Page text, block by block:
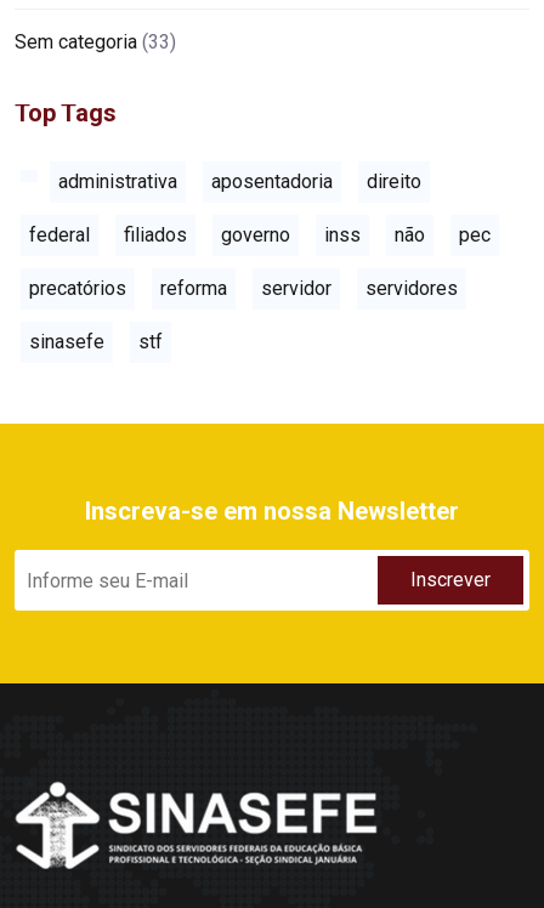
Sem categoria (33)
Top Tags
administrativa aposentadoria direito
federal filiados governo inss não pec
precatórios reforma servidor servidores
sinasefe stf
Inscreva-se em nossa Newsletter